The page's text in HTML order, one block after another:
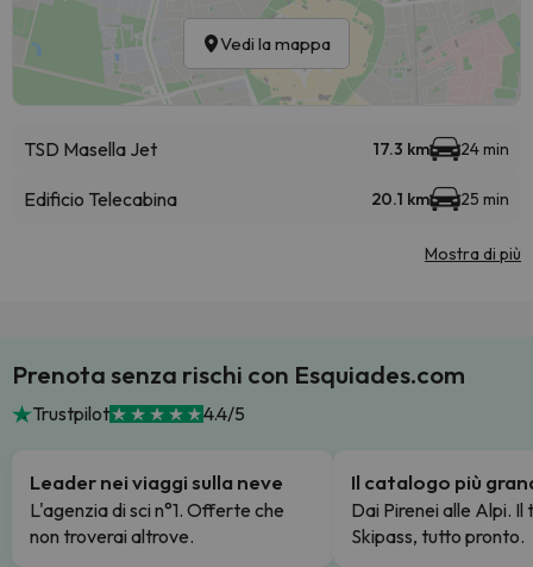
Vedi la mappa
TSD Masella Jet 17.3 km 24 min
Edificio Telecabina 20.1 km 25 min
Mostra di più
Prenota senza rischi con Esquiades.com
Trustpilot 4.4/5
Leader nei viaggi sulla neve
L'agenzia di sci n°1. Offerte che
non troverai altrove.
Il catalogo più
Dai Pirenei alle Alpi. Il
Skipass, tutto pronto.